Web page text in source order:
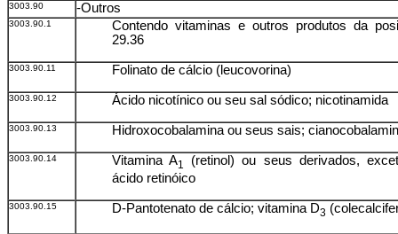
3003.90 -Outros
3003.90.1
Contendo vitaminas e outros produtos da
29.36
3003.90.11 Folinato de cálcio (leucovorina)
3003.90.12 Ácido nicotínico ou seu sal sódico; nicotinamida
3003.90.13 Hidroxocobalamina ou seus sais;
3003.90.14 Vitamina A1
(retinol) ou seus derivados,
ácido retinóico
3003.90.15 D-Pantotenato de cálcio; vitamina D3